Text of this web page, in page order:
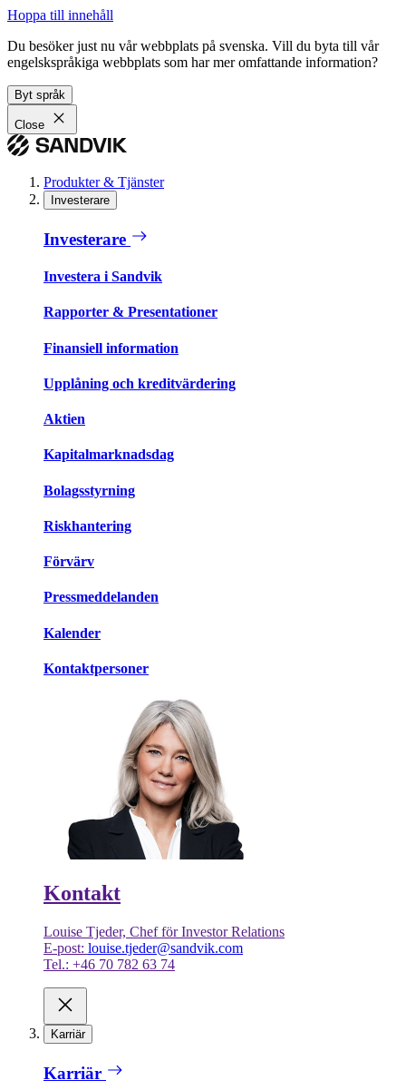
Hoppa till innehåll
Du besöker just nu vår webbplats på svenska. Vill du byta till vår
engelskspråkiga webbplats som har mer omfattande information?
Byt språk
Close
Produkter & Tjänster
Investerare
Investerare
Investera i Sandvik
Rapporter & Presentationer
Finansiell information
Upplåning och kreditvärdering
Aktien
Kapitalmarknadsdag
Bolagsstyrning
Riskhantering
Förvärv
Pressmeddelanden
Kalender
Kontaktpersoner
Kontakt
Louise Tjeder, Chef för Investor Relations
E-post: louise.tjeder@sandvik.com
Tel.: +46 70 782 63 74
Karriär
Karriär